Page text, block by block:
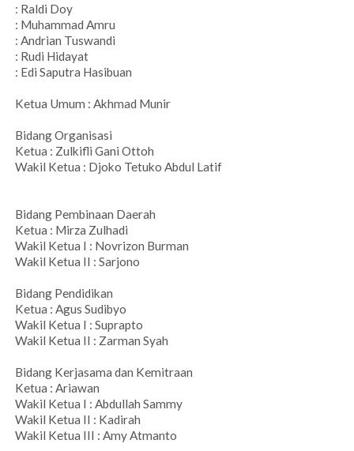
: Raldi Doy
: Muhammad Amru
: Andrian Tuswandi
: Rudi Hidayat
: Edi Saputra Hasibuan
Ketua Umum : Akhmad Munir
Bidang Organisasi
Ketua : Zulkifli Gani Ottoh
Wakil Ketua : Djoko Tetuko Abdul Latif
Bidang Pembinaan Daerah
Ketua : Mirza Zulhadi
Wakil Ketua I : Novrizon Burman
Wakil Ketua II : Sarjono
Bidang Pendidikan
Ketua : Agus Sudibyo
Wakil Ketua I : Suprapto
Wakil Ketua II : Zarman Syah
Bidang Kerjasama dan Kemitraan
Ketua : Ariawan
Wakil Ketua I : Abdullah Sammy
Wakil Ketua II : Kadirah
Wakil Ketua III : Amy Atmanto